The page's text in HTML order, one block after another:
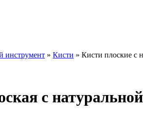
инструмент » Кисти » Кисти плоские с
с